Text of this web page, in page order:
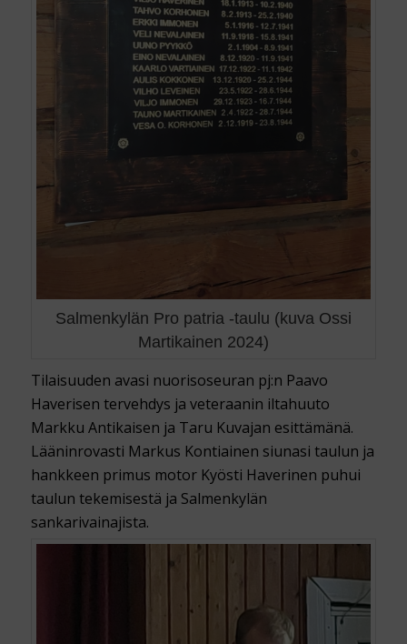
Salmenkylän Pro patria -taulu (kuva Ossi
Martikainen 2024)
Tilaisuuden avasi nuorisoseuran pj:n Paavo
Haverisen tervehdys ja veteraanin iltahuuto
Markku Antikaisen ja Taru Kuvajan esittämänä.
Lääninrovasti Markus Kontiainen siunasi taulun ja
hankkeen primus motor Kyösti Haverinen puhui
taulun tekemisestä ja Salmenkylän
sankarivainajista.